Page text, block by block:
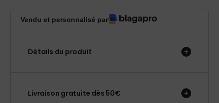
Vendu et personnalisé par
Détails du produit
Livraison gratuite dès 50€